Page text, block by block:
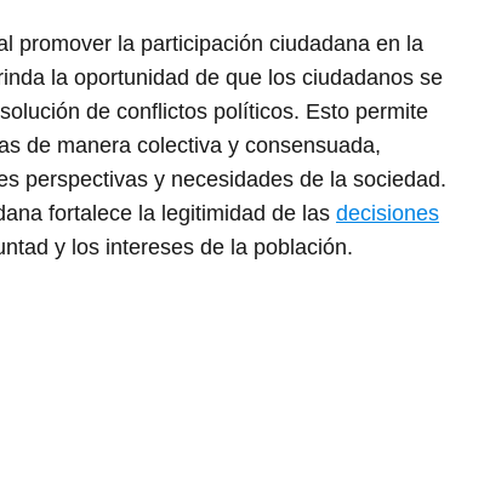
promover la participación ciudadana en la
la oportunidad de que los ciudadanos se
de conflictos políticos. Esto permite
de manera colectiva y consensuada,
perspectivas y necesidades de la sociedad.
fortalece la legitimidad de las decisiones
y los intereses de la población.